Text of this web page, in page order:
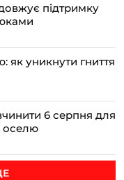
підтримку
уникнути гниття
6 серпня для
оселю